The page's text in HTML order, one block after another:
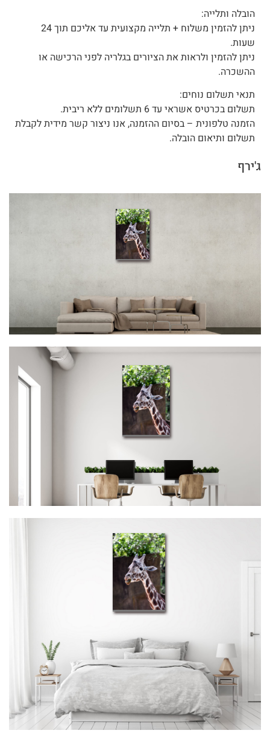
הובלה ותלייה:
ניתן להזמין משלוח + תלייה מקצועית עד אליכם תוך 24
שעות.
ניתן להזמין ולראות את הציורים בגלריה לפני הרכישה או
ההשכרה.
תנאי תשלום נוחים:
תשלום בכרטיס אשראי עד 6 תשלומים ללא ריבית.
הזמנה טלפונית – בסיום ההזמנה, אנו ניצור קשר מידית לקבלת
תשלום ותיאום הובלה.
ג'ירף